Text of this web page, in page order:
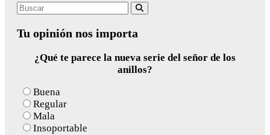
Search
Tu opinión nos importa
¿Qué te parece la nueva serie del señor de los
anillos?
Buena
Regular
Mala
Insoportable